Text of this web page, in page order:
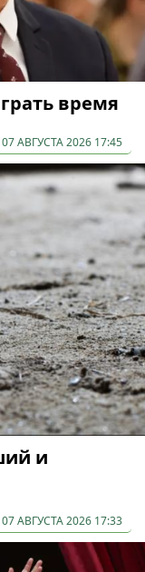
время
07 АВГУСТА 2026 17:45
и
07 АВГУСТА 2026 17:33